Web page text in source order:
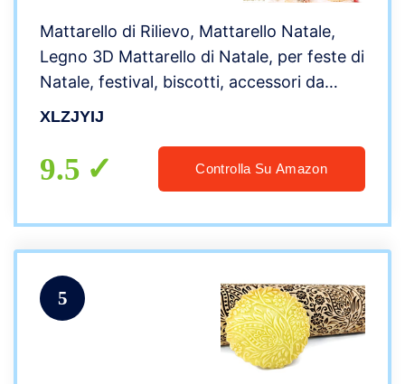
Mattarello di Rilievo, Mattarello Natale,
Legno 3D Mattarello di Natale, per feste di
Natale, festival, biscotti, accessori da
cucina
XLZJYIJ
9.5 Controlla Su Amazon
5